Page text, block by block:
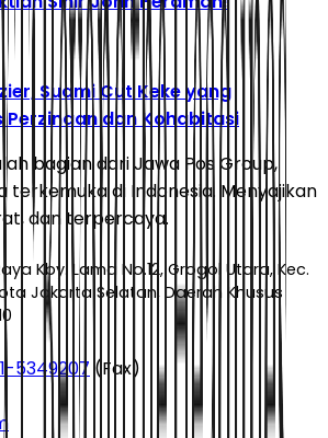
Suami Cut Keke yang
Perzinaan dan Kohabitasi
bagian dari Jawa Pos Group,
terkemuka di Indonesia. Menyajikan
dan terpercaya.
Kby. Lama No.12, Grogol Utara, Kec.
Jakarta Selatan, Daerah Khusus
5349207 (Fax)